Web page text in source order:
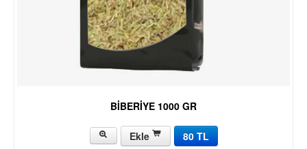
BİBERİYE 1000 GR
Ekle 80 TL